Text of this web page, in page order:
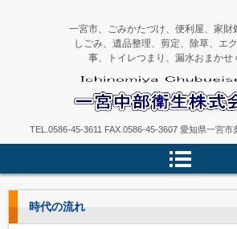
一宮中部衛生
一宮市、ごみかたづけ、便利屋、家財
しごみ、遺品整理、剪定、除草、エ
事、トイレつまり、漏水おまかせ
TEL.0586-45-3611 FAX.0586-45-3607 愛知県一宮市
時代の流れ